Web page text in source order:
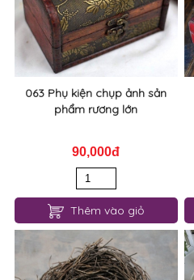
063 Phụ kiện chụp ảnh sản
phẩm rương lớn
90,000đ
Thêm vào giỏ